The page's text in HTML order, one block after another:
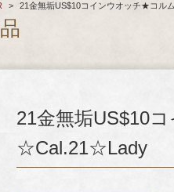
> 21金無垢US$10コインウオッチ★コ
21金無垢US$10
☆Cal.21☆Lady